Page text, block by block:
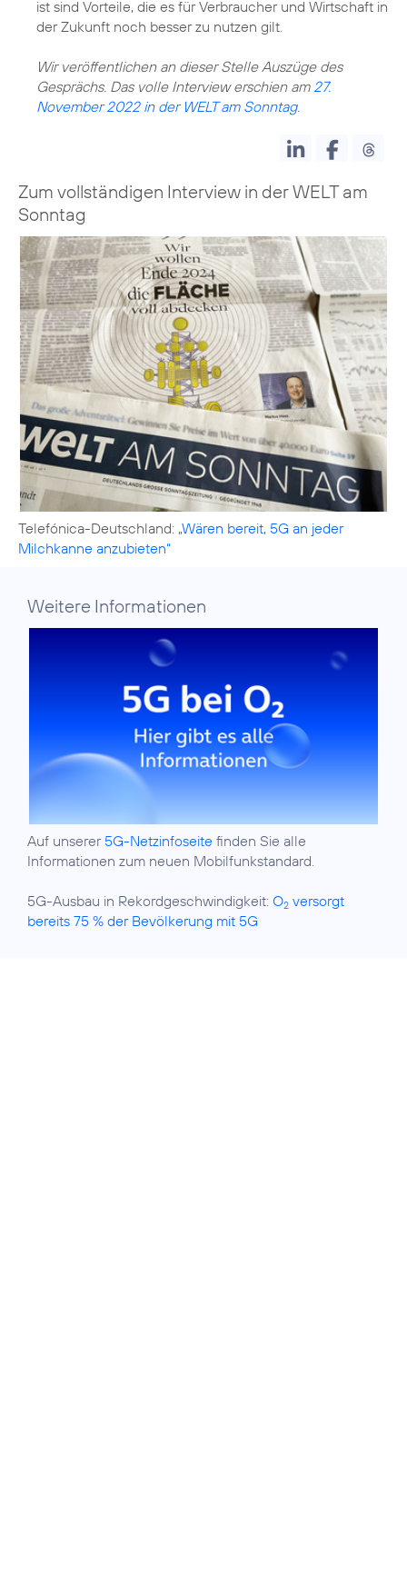
ist sind Vorteile, die es für Verbraucher und Wirtschaft in
der Zukunft noch besser zu nutzen gilt.
Wir veröffentlichen an dieser Stelle Auszüge des
Gesprächs. Das volle Interview erschien am 27.
November 2022 in der WELT am Sonntag.
Zum vollständigen Interview in der WELT am
Sonntag
Telefónica-Deutschland: „Wären bereit, 5G an jeder
Milchkanne anzubieten“
Weitere Informationen
Auf unserer 5G-Netzinfoseite finden Sie alle
Informationen zum neuen Mobilfunkstandard.
5G-Ausbau in Rekordgeschwindigkeit: O2 versorgt
bereits 75 % der Bevölkerung mit 5G